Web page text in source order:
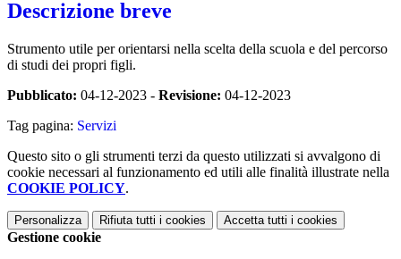
Descrizione breve
Strumento utile per orientarsi nella scelta della scuola e del percorso
di studi dei propri figli.
Pubblicato: 04-12-2023 - Revisione: 04-12-2023
Tag pagina: Servizi
Questo sito o gli strumenti terzi da questo utilizzati si avvalgono di
cookie necessari al funzionamento ed utili alle finalità illustrate nella
COOKIE POLICY.
Personalizza Rifiuta tutti i cookies Accetta tutti i cookies
Gestione cookie